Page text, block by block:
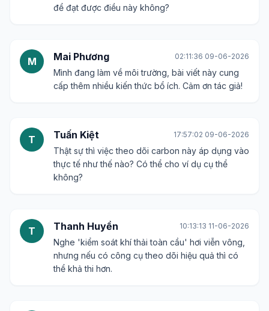
để đạt được điều này không?
M Mai Phương 02:11:36 09-06-2026
Mình đang làm về môi trường, bài viết này cung
cấp thêm nhiều kiến thức bổ ích. Cảm ơn tác giả!
T Tuấn Kiệt 17:57:02 09-06-2026
Thật sự thì việc theo dõi carbon này áp dụng vào
thực tế như thế nào? Có thể cho ví dụ cụ thể
không?
T Thanh Huyền 10:13:13 11-06-2026
Nghe 'kiểm soát khí thải toàn cầu' hơi viễn vông,
nhưng nếu có công cụ theo dõi hiệu quả thì có
thể khả thi hơn.